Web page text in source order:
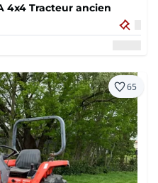
4x4 Tracteur ancien
65